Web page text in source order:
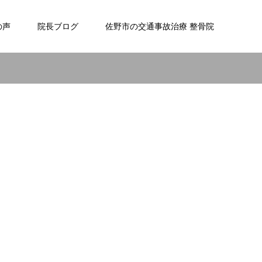
声 院長ブログ 佐野市の交通事故治療 整骨院